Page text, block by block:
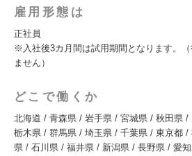
雇用形態は
正社員
※入社後3カ月間は試用期間となります。
ません）
どこで働くか
北海道 / 青森県 / 岩手県 / 宮城県 / 秋田県
栃木県 / 群馬県 / 埼玉県 / 千葉県 / 東京都 /
県 / 石川県 / 福井県 / 新潟県 / 長野県 / 愛